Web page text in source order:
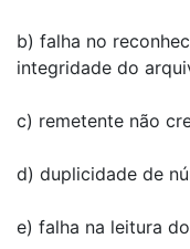
b) falha no
integridade do
c) remetente não
d) duplicidade de
e) falha na leitura